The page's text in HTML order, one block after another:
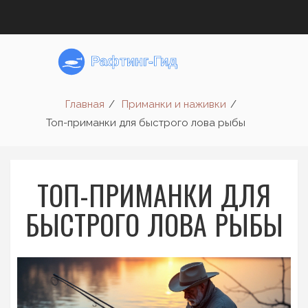
Главная
Приманки и наживки
Топ-приманки для быстрого лова рыбы
ТОП-ПРИМАНКИ ДЛЯ
БЫСТРОГО ЛОВА РЫБЫ